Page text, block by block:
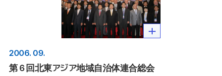
2006. 09.
第６回北東アジア地域自治体連合総会